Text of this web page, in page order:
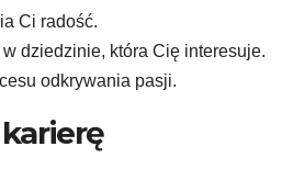
Ci radość.
dziedzinie, która Cię interesuje.
odkrywania pasji.